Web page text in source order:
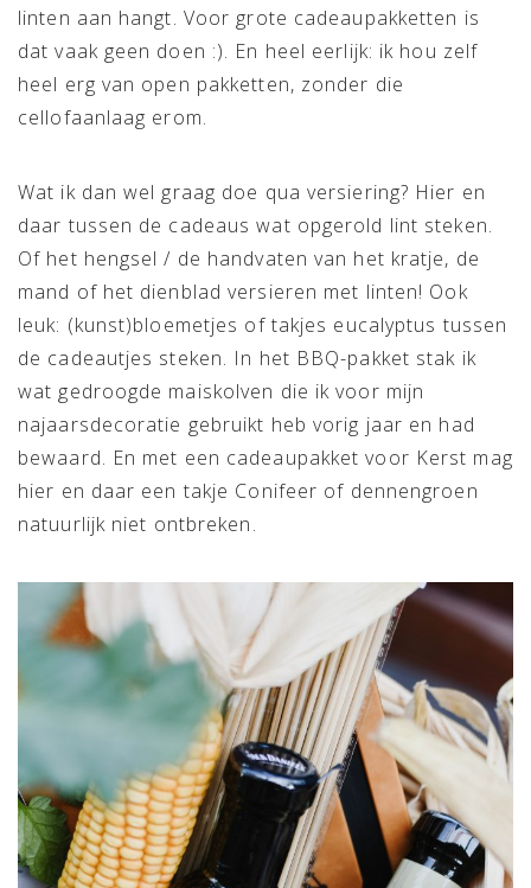
linten aan hangt. Voor grote cadeaupakketten is
dat vaak geen doen :). En heel eerlijk: ik hou zelf
heel erg van open pakketten, zonder die
cellofaanlaag erom.
Wat ik dan wel graag doe qua versiering? Hier en
daar tussen de cadeaus wat opgerold lint steken.
Of het hengsel / de handvaten van het kratje, de
mand of het dienblad versieren met linten! Ook
leuk: (kunst)bloemetjes of takjes eucalyptus tussen
de cadeautjes steken. In het BBQ-pakket stak ik
wat gedroogde maiskolven die ik voor mijn
najaarsdecoratie gebruikt heb vorig jaar en had
bewaard. En met een cadeaupakket voor Kerst mag
hier en daar een takje Conifeer of dennengroen
natuurlijk niet ontbreken.